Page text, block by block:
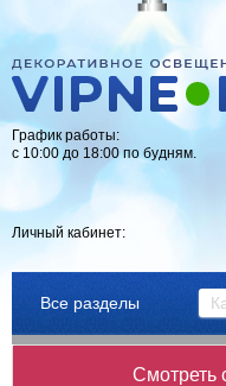
График работы:
с 10:00 до 18:00 по будням.
Личный кабинет:
Все разделы
Смотреть